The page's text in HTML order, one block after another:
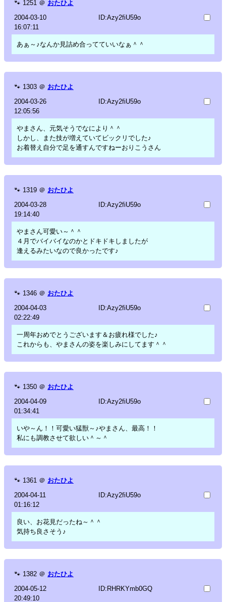
🐾 1251 ＠ おたひよ
2004-03-10
16:07:11
ID:Azy2fiU59o
あぁ～♪なんか見詰め合ってていいなぁ＾＾
🐾 1303 ＠ おたひよ
2004-03-26
12:05:56
ID:Azy2fiU59o
やまさん、元気そうでなにより＾＾
しかし、また技が増えていてビックリでした♪
お着替え自分で足を通すんですねーおりこうさん
🐾 1319 ＠ おたひよ
2004-03-28
19:14:40
ID:Azy2fiU59o
やまさん可愛い～＾＾
４月でバイバイなのかとドキドキしましたが
逢えるみたいなので良かったです♪
🐾 1346 ＠ おたひよ
2004-04-03
02:22:49
ID:Azy2fiU59o
一周年おめでとうございます＆お疲れ様でした♪
これからも、やまさんの姿を楽しみにしてます＾＾
🐾 1350 ＠ おたひよ
2004-04-09
01:34:41
ID:Azy2fiU59o
いや～ん！！可愛い猛獣～♪やまさん、最高！！
私にも調教させて欲しい＾～＾
🐾 1361 ＠ おたひよ
2004-04-11
01:16:12
ID:Azy2fiU59o
良い、お花見だったね～＾＾
気持ち良さそう♪
🐾 1382 ＠ おたひよ
2004-05-12
20:49:10
ID:RHRKYmb0GQ